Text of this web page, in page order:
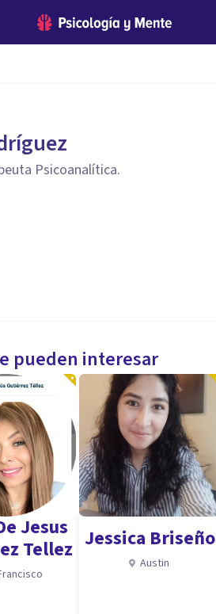
Psicoanalítica.
pueden interesar
Jesus
Tellez Jessica Briseño
Austin